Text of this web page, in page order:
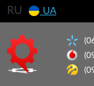
RU UA